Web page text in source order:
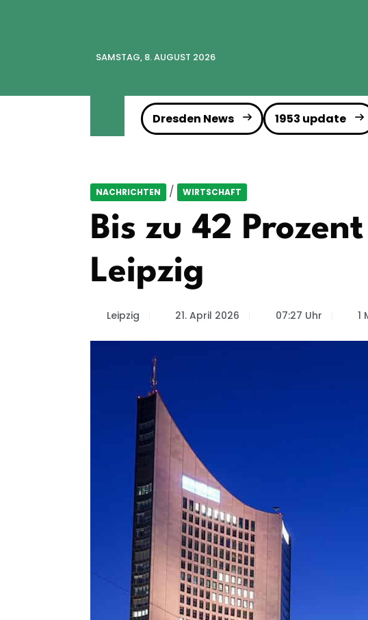
SAMSTAG, 8. AUGUST 2026
Dresden News 1953 update
NACHRICHTEN / WIRTSCHAFT
Bis zu 42
Leipzig
Leipzig 21. April 2026 07:27 Uhr 1